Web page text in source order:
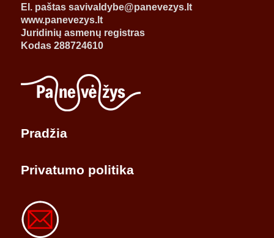
El. paštas savivaldybe@panevezys.lt
www.panevezys.lt
Juridinių asmenų registras
Kodas 288724610
Pradžia
Privatumo politika